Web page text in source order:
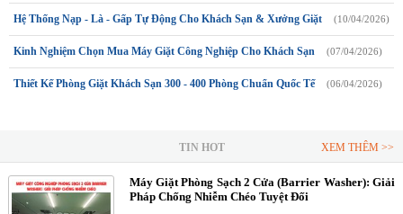
Hệ Thống Nạp - Là - Gấp Tự Động Cho Khách Sạn & Xưởng Giặt (10/04/2026)
Kinh Nghiệm Chọn Mua Máy Giặt Công Nghiệp Cho Khách Sạn (07/04/2026)
Thiết Kế Phòng Giặt Khách Sạn 300 - 400 Phòng Chuẩn Quốc Tế (06/04/2026)
TIN HOT XEM THÊM >>
Máy Giặt Phòng Sạch 2 Cửa (Barrier Washer): Giải
Pháp Chống Nhiễm Chéo Tuyệt Đối